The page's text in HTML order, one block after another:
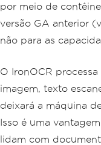
por meio de
versão GA anterior
não para as
O IronOCR
imagem, texto
deixará a máquina
Isso é uma
lidam com